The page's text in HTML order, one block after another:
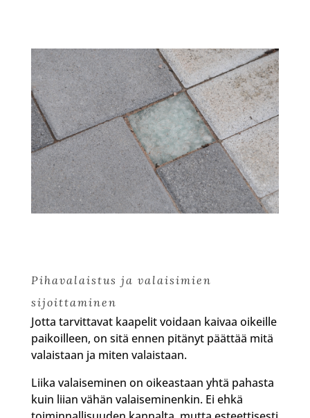
Pihavalaistus ja valaisimien
sijoittaminen
Jotta tarvittavat kaapelit voidaan kaivaa oikeille
paikoilleen, on sitä ennen pitänyt päättää mitä
valaistaan ja miten valaistaan.
Liika valaiseminen on oikeastaan yhtä pahasta
kuin liian vähän valaiseminenkin. Ei ehkä